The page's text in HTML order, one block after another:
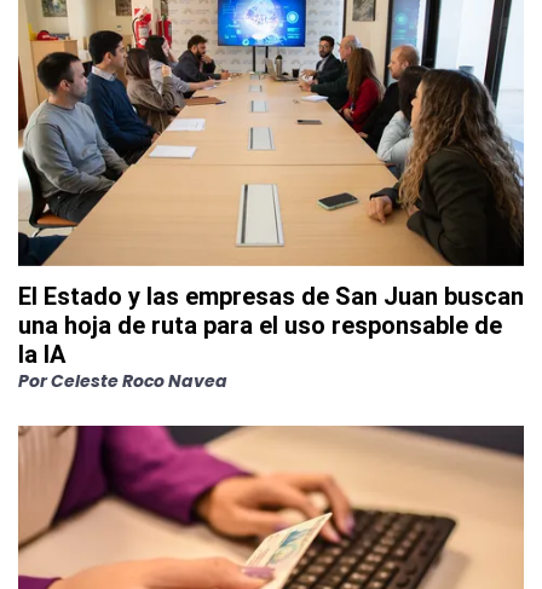
El Estado y las empresas de San Juan buscan
una hoja de ruta para el uso responsable de
la IA
PorCeleste Roco Navea